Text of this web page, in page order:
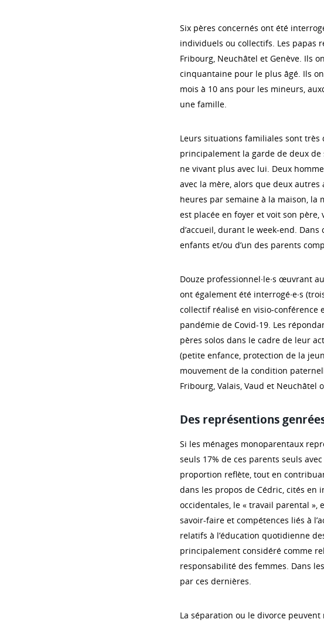
Six pères concernés ont été
individuels ou collectifs. Les papas
Fribourg, Neuchâtel et Genève. Ils
cinquantaine pour le plus âgé. Ils
mois à 10 ans pour les mineurs,
une famille.
Leurs situations familiales sont très
principalement la garde de deux
ne vivant plus avec lui. Deux
avec la mère, alors que deux
heures par semaine à la maison, la
est placée en foyer et voit son
d’accueil, durant le week-end.
enfants et/ou d’un des parents
Douze professionnel∙le∙s œuvrant
ont également été interrogé∙e∙s
collectif réalisé en visio-conférence
pandémie de Covid-19. Les
pères solos dans le cadre de leur
(petite enfance, protection de la
mouvement de la condition
Fribourg, Valais, Vaud et Neuchâtel
Des représentions
Si les ménages monoparentaux
seuls 17% de ces parents seuls
proportion reflète, tout en
dans les propos de Cédric, cités en
occidentales, le « travail parental »,
savoir-faire et compétences liés à
relatifs à l’éducation quotidienne
principalement considéré comme
responsabilité des femmes. Dans
par ces dernières.
La séparation ou le divorce